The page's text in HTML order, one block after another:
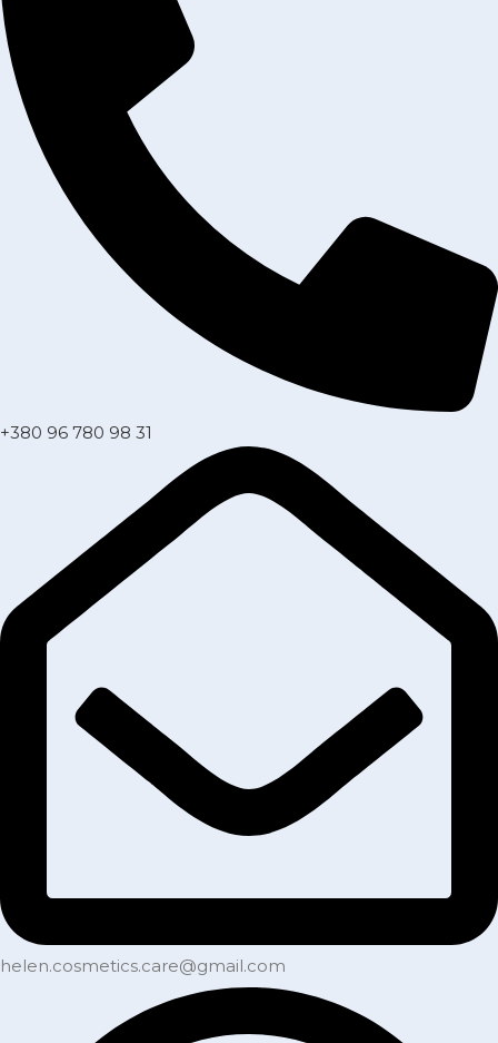
+380 96 780 98 31
helen.cosmetics.care@gmail.com